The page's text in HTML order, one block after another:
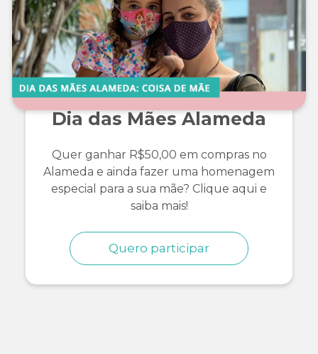
Dia das Mães Alameda
Quer ganhar R$50,00 em compras no
Alameda e ainda fazer uma homenagem
especial para a sua mãe? Clique aqui e
saiba mais!
Quero participar